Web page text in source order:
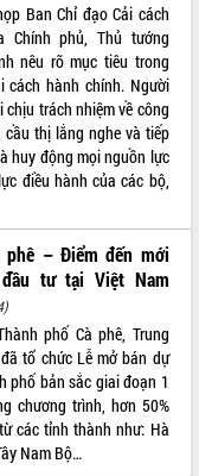
Ban Chỉ đạo Cải cách
Chính phủ, Thủ tướng
nêu rõ mục tiêu trong
hành chính. Người
trách nhiệm về công
cầu thị lắng nghe và tiếp
huy động mọi nguồn lực
điều hành của các bộ,
phê – Điểm đến mới
tư tại Việt Nam
phố Cà phê, Trung
tổ chức Lễ mở bán dự
phố bản sắc giai đoạn 1
chương trình, hơn 50%
các tỉnh thành như: Hà
Nam Bộ…